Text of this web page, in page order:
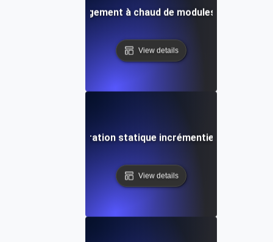
Rechargement à chaud de modules (HMR)
View details
Régénération statique incrémentielle (ISR)
View details